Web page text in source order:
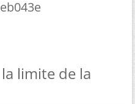
limite de la